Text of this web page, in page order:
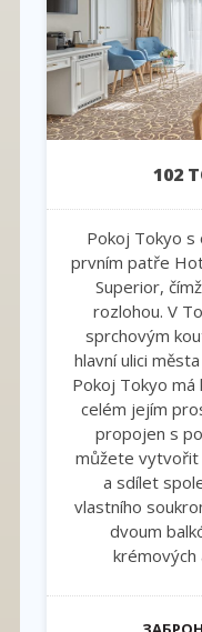
102
Pokoj Tokyo s
prvním patře
Superior,
rozlohou. V
sprchovým
hlavní ulici
Pokoj Tokyo
celém jejím
propojen s
můžete vytvořit
a sdílet
vlastního
dvoum
krémových